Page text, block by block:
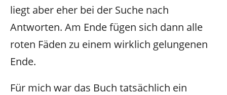
liegt aber eher bei der Suche nach
Antworten. Am Ende fügen sich dann alle
roten Fäden zu einem wirklich gelungenen
Ende.
Für mich war das Buch tatsächlich ein